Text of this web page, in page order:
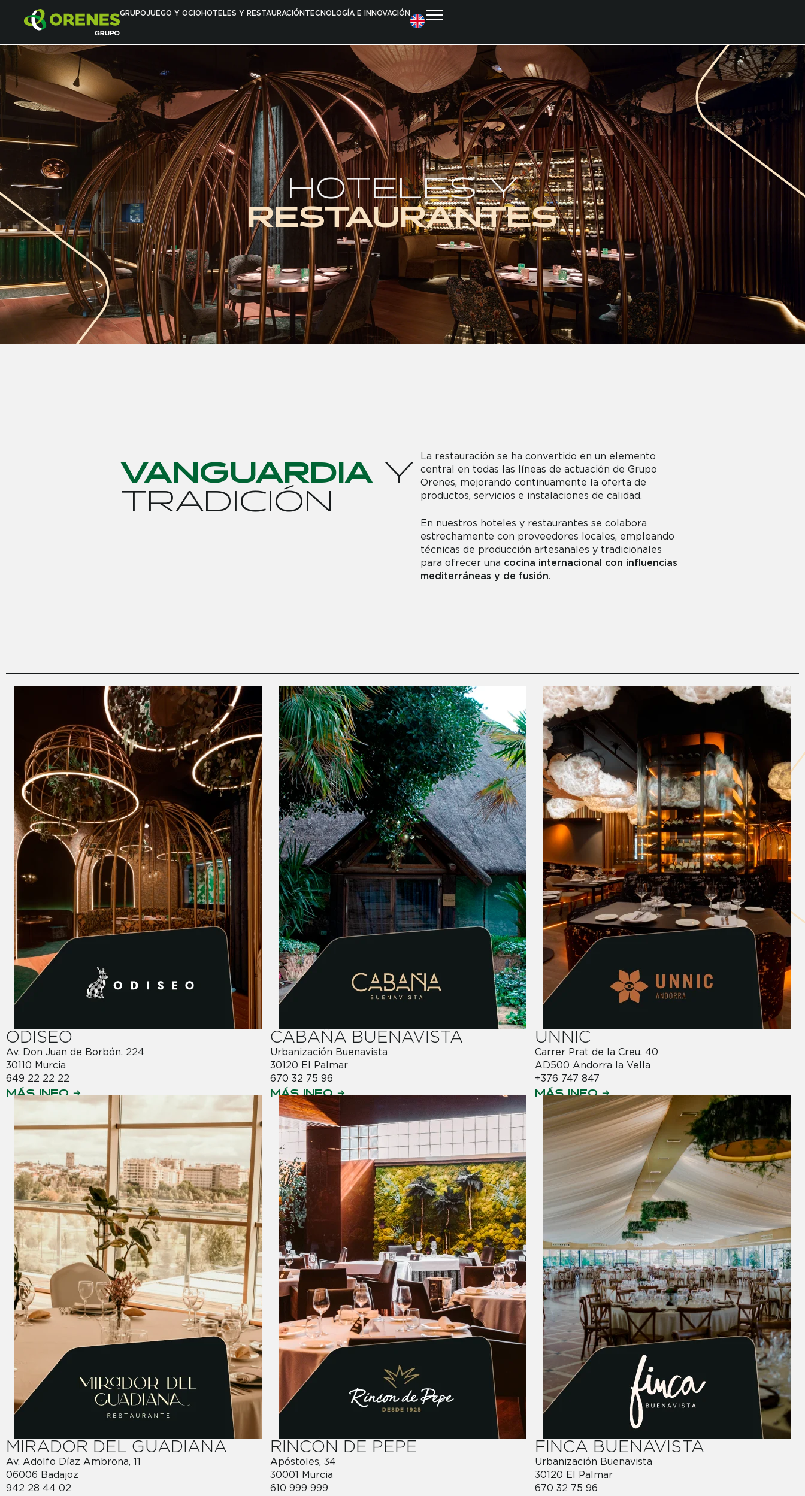
GRUPOJUEGO Y OCIO HOTELES Y RESTAURACIÓN TECNOLOGÍA E INNOVACIÓN
HISTORIA
VALORES
ACTUALIDAD
JUEGO RESPONSABLE
SOSTENIBILIDAD
EQUIPO
CONTACTO
BINGOS
SALAS DE JUEGO
JUEGO ONLINE
APUESTAS DEPORTIVAS RETAIL
TERMINALES DE JUEGO EN HOSTELERÍA
DISTRIBUCIÓN Y VENTA
CENTROS DE OCIO FAMILIAR
COMPLEJOS DE OCIO
HOTELES Y RESTAURANTES
LOUNGES BAR
R. FRANCO
R. FRANCO DIGITAL
H OT ELES
Y
RESTA URANTES
VA NG U A RDI A
Y
T R A D I C I Ó N
La restauración se ha convertido en un elemento
central en todas las líneas de actuación de Grupo
Orenes, mejorando continuamente la oferta de
productos, servicios e instalaciones de calidad.
En nuestros hoteles y restaurantes se colabora
estrechamente con proveedores locales, empleando
técnicas de producción artesanales y tradicionales
para ofrecer una cocina internacional con influencias
mediterráneas y de fusión.
ODISEO
Av. Don Juan de Borbón, 224
30110 Murcia
649 22 22 22
MÁS INFO →
CABAÑA BUENAVISTA
Urbanización Buenavista
30120 El Palmar
670 32 75 96
MÁS INFO →
UNNIC
Carrer Prat de la Creu, 40
AD500 Andorra la Vella
+376 747 847
MÁS INFO →
MIRADOR DEL GUADIANA
Av. Adolfo Díaz Ambrona, 11
06006 Badajoz
942 28 44 02
RINCÓN DE PEPE
Apóstoles, 34
30001 Murcia
610 999 999
FINCA BUENAVISTA
Urbanización Buenavista
30120 El Palmar
670 32 75 96